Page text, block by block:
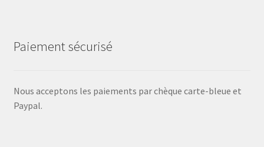
Paiement sécurisé
Nous acceptons les paiements par chèque carte-bleue et
Paypal.